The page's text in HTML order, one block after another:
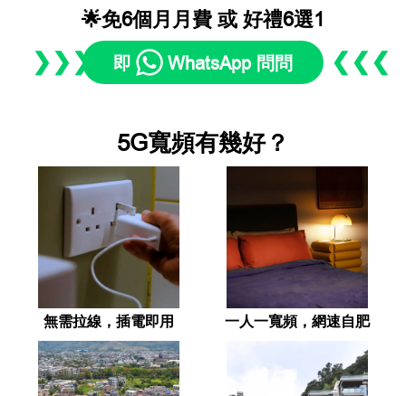
🌟免6個月月費 或 好禮6選1
❯❯❯ 即 WhatsApp 問問 ❮❮❮
5G寬頻有幾好？
無需拉線，插電即用 一人一寬頻，網速自肥